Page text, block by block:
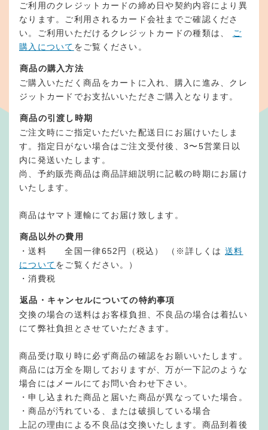
ご利用のクレジットカードの締め日や契約内容により異
なります。ご利用されるカード会社までご確認くださ
い。ご利用いただけるクレジットカードの種類は、
ご
購入について をご覧ください。
商品の購入方法
ご購入いただく商品をカートに入れ、購入に進み、クレ
ジットカードでお支払いいただきご購入となります。
商品の引渡し時期
ご注文時にご指定いただいた配送日にお届けいたしま
す。指定日がない場合はご注文受付後、3〜5営業日以
内に発送いたします。
尚、予約販売商品は商品詳細説明に記載の時期にお届け
いたします。
商品はヤマト運輸にてお届け致します。
商品以外の費用
・送料 全国一律652円（税込） （※詳しくは 送料
についてをご覧ください。）
・消費税
返品・キャンセルについての特約事項
交換の場合の送料はお客様負担、不良品の場合は着払い
にて弊社負担とさせていただきます。
商品受け取り時に必ず商品の確認をお願いいたします。
商品には万全を期しておりますが、万が一下記のような
場合にはメールにてお問い合わせ下さい。
・申し込まれた商品と届いた商品が異なっていた場合。
・商品が汚れている、または破損している場合
上記の理由による不良品は交換いたします。商品到着後